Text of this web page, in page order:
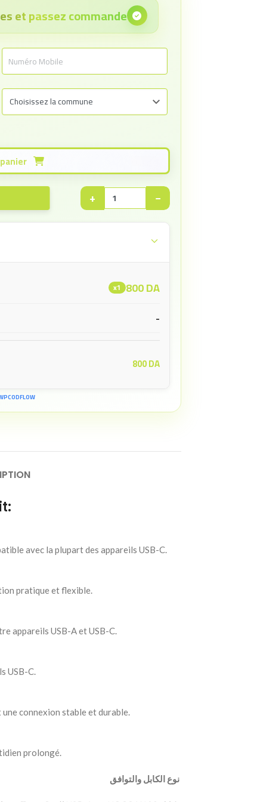
et passez commande
Ajouter au panier
−
+
x1 800DA
-
800DA
avec la plupart des appareils USB-C.
pratique et flexible.
appareils USB-A et USB-C.
USB-C.
connexion stable et durable.
prolongé.
‫ نوع الكابل والتوافق